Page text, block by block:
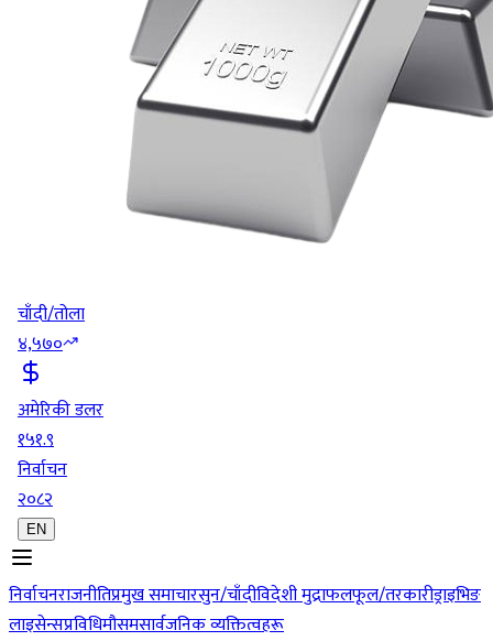
चाँदी/तोला
४,५७०
अमेरिकी डलर
१५१.९
निर्वाचन
२०८२
EN
निर्वाचनराजनीतिप्रमुख समाचारसुन/चाँदीविदेशी मुद्राफलफूल/तरकारीड्राइभिङ
लाइसेन्सप्रविधिमौसमसार्वजनिक व्यक्तित्वहरू